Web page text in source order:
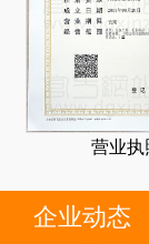
营业执
企业动态